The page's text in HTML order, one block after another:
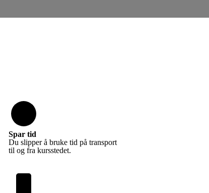
Spar tid
Du slipper å bruke tid på transport
til og fra kursstedet.